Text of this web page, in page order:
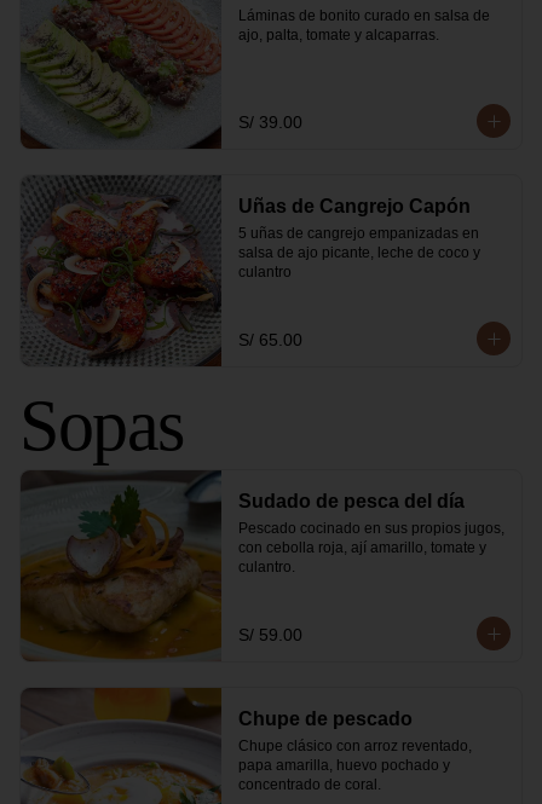
Láminas de bonito curado en salsa de
ajo, palta, tomate y alcaparras.
S/ 39.00
Uñas de Cangrejo Capón
5 uñas de cangrejo empanizadas en
salsa de ajo picante, leche de coco y
culantro
S/ 65.00
Sopas
Sudado de pesca del día
Pescado cocinado en sus propios jugos,
con cebolla roja, ají amarillo, tomate y
culantro.
S/ 59.00
Chupe de pescado
Chupe clásico con arroz reventado,
papa amarilla, huevo pochado y
concentrado de coral.